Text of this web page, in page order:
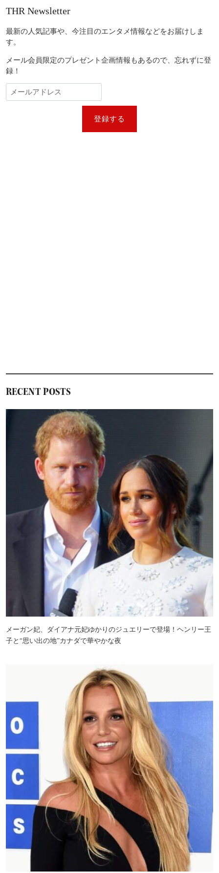
THR Newsletter
最新の人気記事や、今注目のエンタメ情報などをお届けしま
す。
メール会員限定のプレゼント企画情報もあるので、忘れずに登
録！
登録する
RECENT POSTS
メーガン妃、ダイアナ元妃ゆかりのジュエリーで登場！ヘンリー王
子と“思い出の地”カナダで華やかな夜